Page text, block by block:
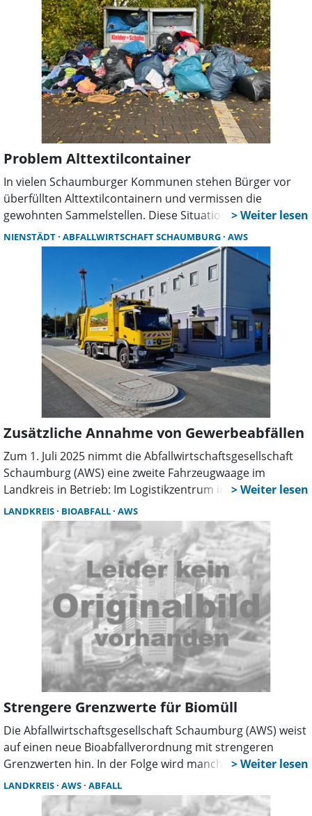
alarmiert. Dies geht aus einer Pressemitteilung der
Feuerwehr hervor.
Problem Alttextilcontainer
In vielen Schaumburger Kommunen stehen Bürger vor
überfüllten Alttextilcontainern und vermissen die
gewohnten Sammelstellen. Diese Situation resultiert aus
den Veränderungen auf dem Textilmarkt, insbesondere
durch die Fast-Fashion-Industrie. Laut
Bundesumweltministerium hat sich die globale
Kleidungsproduktion seit der Jahrtausendwende mehr als
verdoppelt. Verbraucherinnen und Verbraucher in
Deutschland kaufen im Schnitt sechzig Kleidungsstücke
pro Jahr, wobei der Anteil der Online-Käufe stetig steigt.
Viele dieser Kleidungsstücke werden kaum getragen und
landen schnell im Müll.
NIENSTÄDT ABFALLWIRTSCHAFT SCHAUMBURG AWS
Zusätzliche Annahme von Gewerbeabfällen
Zum 1. Juli 2025 nimmt die Abfallwirtschaftsgesellschaft
Schaumburg (AWS) eine zweite Fahrzeugwaage im
Landkreis in Betrieb: Im Logistikzentrum in Nienstädt
(Hohes Feld 16) können ab kommenden Dienstag
gewerbliche Abfälle sowie größere private Anlieferungen
ab zwei Kubikmeter direkt über die neue Waage erfasst
und entsorgt werden.
LANDKREIS BIOABFALL AWS
Strengere Grenzwerte für Biomüll
Die Abfallwirtschaftsgesellschaft Schaumburg (AWS) weist
auf einen neue Bioabfallverordnung mit strengeren
Grenzwerten hin. In der Folge wird manche Tonne nun
nicht mehr geleert, besonders auf Plastiktüten sollten die
Bürger achten.
LANDKREIS AWS ABFALL